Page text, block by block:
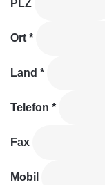
PLZ
Ort *
Land *
Telefon *
Fax
Mobil